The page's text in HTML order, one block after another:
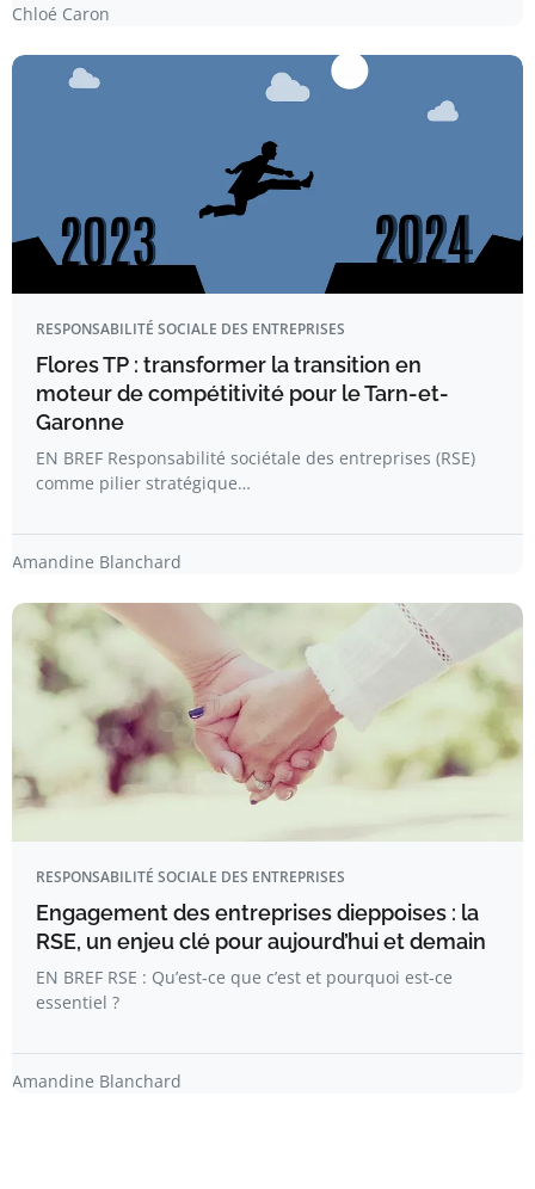
Chloé Caron
RESPONSABILITÉ SOCIALE DES ENTREPRISES
Flores TP : transformer la transition en
moteur de compétitivité pour le Tarn-et-
Garonne
EN BREF Responsabilité sociétale des entreprises (RSE)
comme pilier stratégique…
Amandine Blanchard
RESPONSABILITÉ SOCIALE DES ENTREPRISES
Engagement des entreprises dieppoises : la
RSE, un enjeu clé pour aujourd’hui et demain
EN BREF RSE : Qu’est-ce que c’est et pourquoi est-ce
essentiel ?
Amandine Blanchard